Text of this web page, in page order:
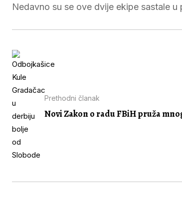
Nedavno su se ove dvije ekipe sastale
Prethodni članak
Novi Zakon o radu FBiH pruža